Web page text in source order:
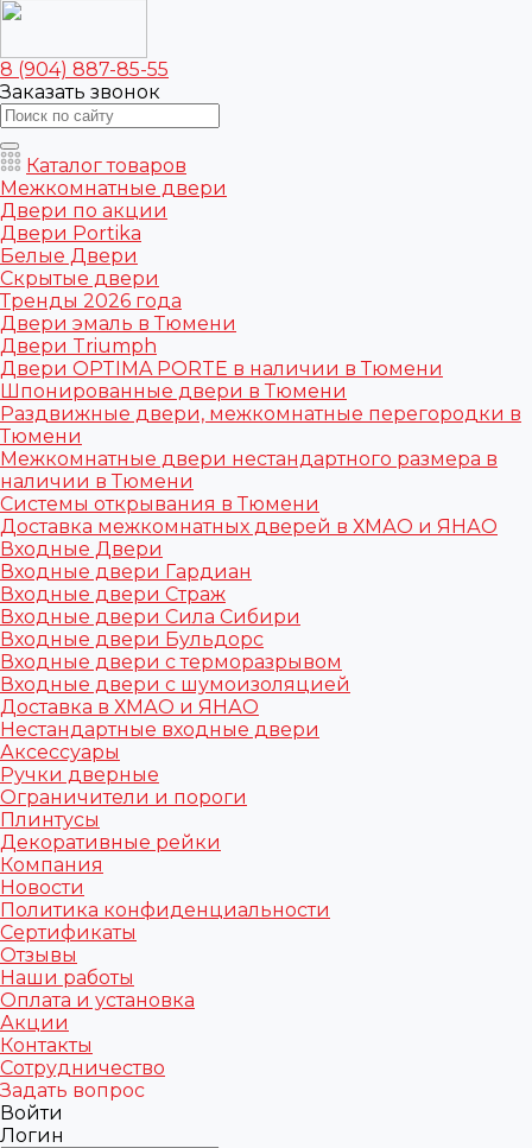
8 (904) 887-85-55
Заказать звонок
Каталог товаров
Межкомнатные двери
Двери по акции
Двери Portika
Белые Двери
Скрытые двери
Тренды 2026 года
Двери эмаль в Тюмени
Двери Triumph
Двери OPTIMA PORTE в наличии в Тюмени
Шпонированные двери в Тюмени
Раздвижные двери, межкомнатные перегородки в
Тюмени
Межкомнатные двери нестандартного размера в
наличии в Тюмени
Системы открывания в Тюмени
Доставка межкомнатных дверей в ХМАО и ЯНАО
Входные Двери
Входные двери Гардиан
Входные двери Страж
Входные двери Сила Сибири
Входные двери Бульдорс
Входные двери с терморазрывом
Входные двери с шумоизоляцией
Доставка в ХМАО и ЯНАО
Нестандартные входные двери
Аксессуары
Ручки дверные
Ограничители и пороги
Плинтусы
Декоративные рейки
Компания
Новости
Политика конфиденциальности
Сертификаты
Отзывы
Наши работы
Оплата и установка
Акции
Контакты
Сотрудничество
Задать вопрос
Войти
Логин